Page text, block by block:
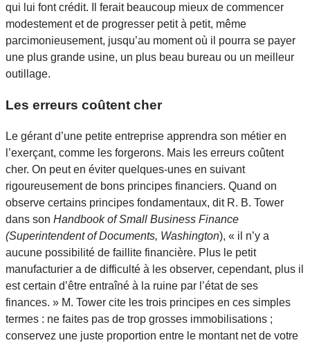
qui lui font crédit. Il ferait beaucoup mieux de commencer
modestement et de progresser petit à petit, même
parcimonieusement, jusqu’au moment où il pourra se payer
une plus grande usine, un plus beau bureau ou un meilleur
outillage.
Les erreurs coûtent cher
Le gérant d’une petite entreprise apprendra son métier en
l’exerçant, comme les forgerons. Mais les erreurs coûtent
cher. On peut en éviter quelques-unes en suivant
rigoureusement de bons principes financiers. Quand on
observe certains principes fondamentaux, dit R. B. Tower
dans son Handbook of Small Business Finance
(Superintendent of Documents, Washington), « il n’y a
aucune possibilité de faillite financière. Plus le petit
manufacturier a de difficulté à les observer, cependant, plus il
est certain d’être entraîné à la ruine par l’état de ses
finances. » M. Tower cite les trois principes en ces simples
termes : ne faites pas de trop grosses immobilisations ;
conservez une juste proportion entre le montant net de votre